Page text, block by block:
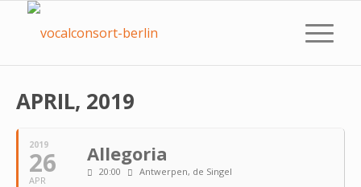
APRIL, 2019
2019
26
APR
Allegoria
20:00 Antwerpen, de Singel